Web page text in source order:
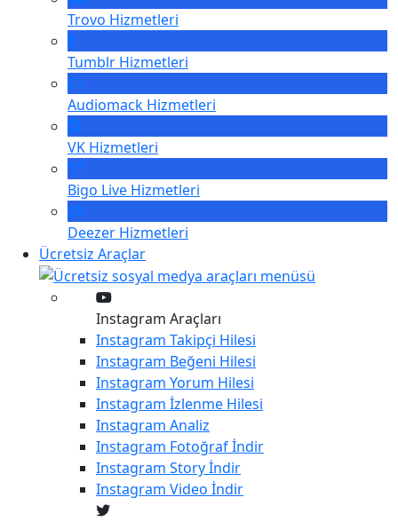
Trovo Hizmetleri
Tumblr Hizmetleri
Audiomack Hizmetleri
VK Hizmetleri
Bigo Live Hizmetleri
Deezer Hizmetleri
Ücretsiz Araçlar
Instagram Araçları
Instagram Takipçi Hilesi
Instagram Beğeni Hilesi
Instagram Yorum Hilesi
Instagram İzlenme Hilesi
Instagram Analiz
Instagram Fotoğraf İndir
Instagram Story İndir
Instagram Video İndir